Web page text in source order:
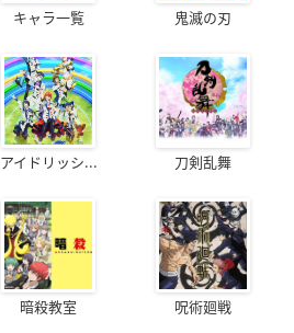
キャラ一覧 鬼滅の刃
アイドリッシ... 刀剣乱舞
暗殺教室 呪術廻戦